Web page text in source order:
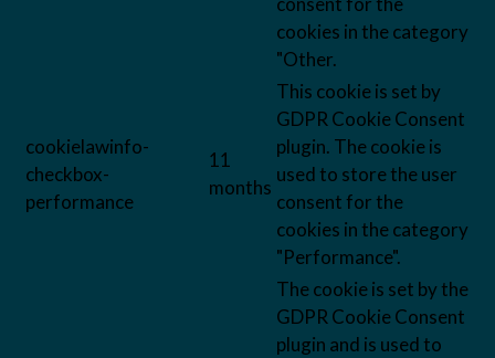
cookies in the category
"Other.
cookielawinfo-
checkbox-
performance
11
months
This cookie is set by
GDPR Cookie Consent
plugin. The cookie is
used to store the user
consent for the
cookies in the category
"Performance".
The cookie is set by the
GDPR Cookie Consent
plugin and is used to